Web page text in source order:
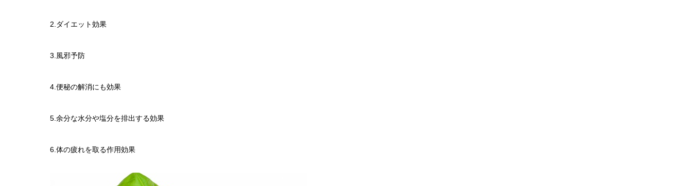
2.ダイエット効果
3.風邪予防
4.便秘の解消にも効果
5.余分な水分や塩分を排出する効果
6.体の疲れを取る作用効果